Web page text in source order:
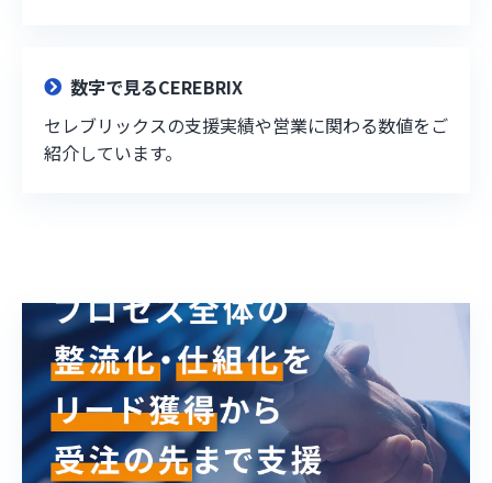
数字で見るCEREBRIX
セレブリックスの支援実績や営業に関わる数値をご
紹介しています。